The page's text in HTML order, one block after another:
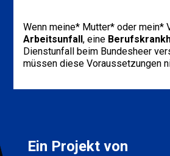
Wenn meine* Mutter* oder mein*
Arbeitsunfall, eine
Dienstunfall beim Bundesheer
müssen diese Voraussetzungen
Ein Projekt von